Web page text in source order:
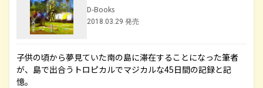
D-Books
2018.03.29 発売
子供の頃から夢見ていた南の島に滞在することになった筆者
が、島で出合うトロピカルでマジカルな45日間の記録と記
憶。